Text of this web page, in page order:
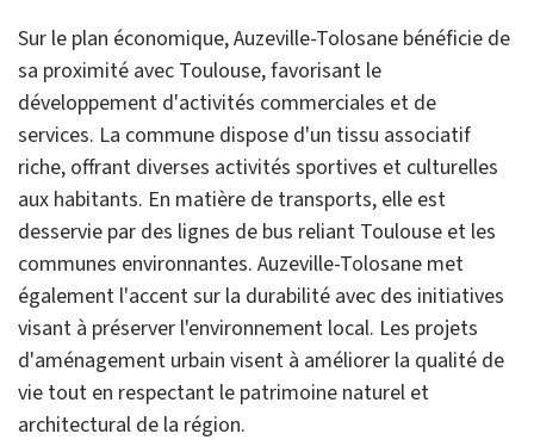
Sur le plan économique, Auzeville-Tolosane bénéficie de
sa proximité avec Toulouse, favorisant le
développement d'activités commerciales et de
services. La commune dispose d'un tissu associatif
riche, offrant diverses activités sportives et culturelles
aux habitants. En matière de transports, elle est
desservie par des lignes de bus reliant Toulouse et les
communes environnantes. Auzeville-Tolosane met
également l'accent sur la durabilité avec des initiatives
visant à préserver l'environnement local. Les projets
d'aménagement urbain visent à améliorer la qualité de
vie tout en respectant le patrimoine naturel et
architectural de la région.